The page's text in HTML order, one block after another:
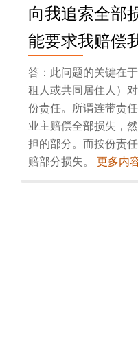
向我追索全部
能要求我赔偿
答：此问题的关键在
租人或共同居住人）
份责任。所谓连带责
业主赔偿全部损失，
担的部分。而按份责
赔部分损失。 更多内